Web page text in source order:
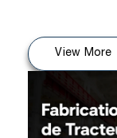
View More